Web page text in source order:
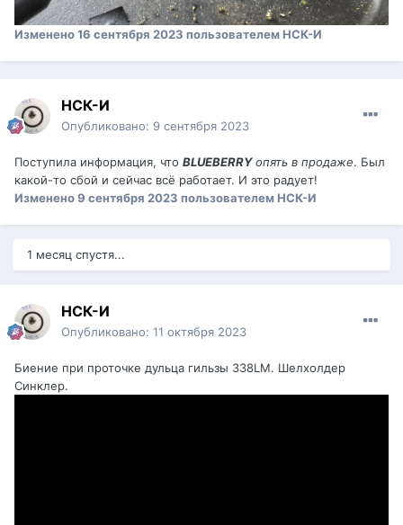
Изменено16 сентября 2023 пользователем НСК-И
НСК-И
Опубликовано: 9 сентября 2023
Поступила информация, что BLUEBERRY опять в продаже. Был
какой-то сбой и сейчас всё работает. И это радует!
Изменено9 сентября 2023 пользователем НСК-И
1 месяц спустя...
НСК-И
Опубликовано: 11 октября 2023
Биение при проточке дульца гильзы 338LM. Шелхолдер
Синклер.